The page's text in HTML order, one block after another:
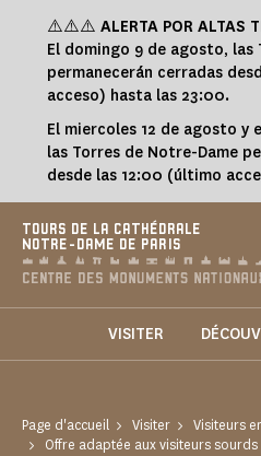
⚠️⚠️⚠️ ALERTA POR ALTAS
El domingo 9 de agosto, las
permanecerán cerradas
acceso) hasta las 23:00.
El miercoles 12 de agosto y
las Torres de Notre-Dame
desde las 12:00 (último
TOURS DE LA CATHÉDRALE
NOTRE-DAME DE PARIS
VISITER
Page d'accueil Visiter
Visiteurs
Offre adaptée aux visiteurs